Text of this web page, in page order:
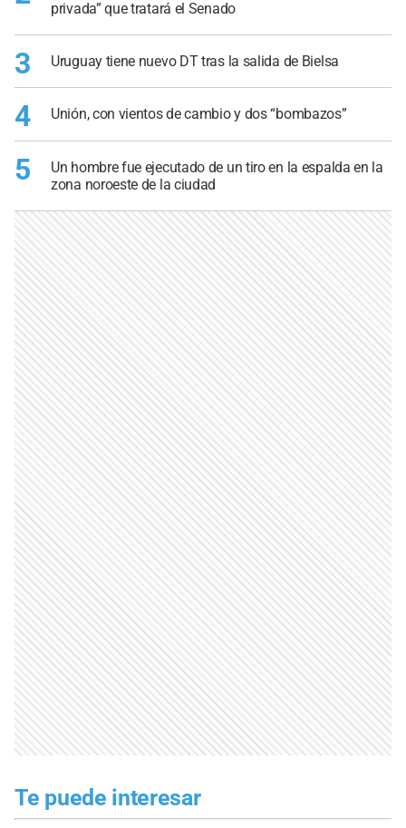
privada” que tratará el Senado
3 Uruguay tiene nuevo DT tras la salida de Bielsa
4 Unión, con vientos de cambio y dos “bombazos”
5
Un hombre fue ejecutado de un tiro en la espalda en la
zona noroeste de la ciudad
Te puede interesar